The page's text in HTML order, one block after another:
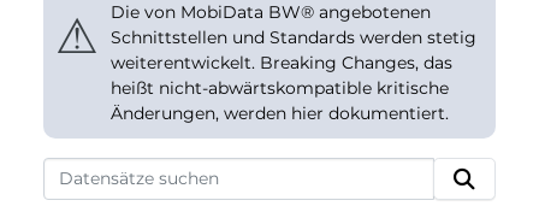
⚠
Die von MobiData BW® angebotenen
Schnittstellen und Standards werden stetig
weiterentwickelt. Breaking Changes, das
heißt nicht-abwärtskompatible kritische
Änderungen, werden hier dokumentiert.